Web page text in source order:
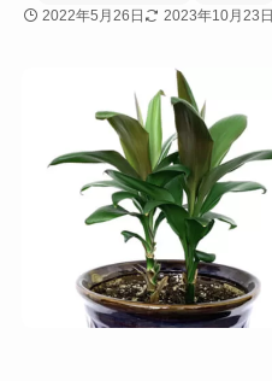
2022年5月26日 2023年10月23日